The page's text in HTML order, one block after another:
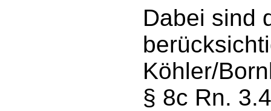
Dabei sind
Köhler/
§ 8c Rn.